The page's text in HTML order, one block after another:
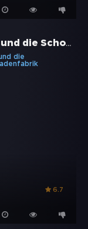
Charlie und die Schokoladenfabrik
6.7